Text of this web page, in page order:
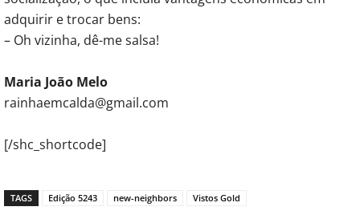
adquirir e trocar bens:
– Oh vizinha, dê-me salsa!
Maria João Melo
rainhaemcalda@gmail.com
[/shc_shortcode]
TAGS Edição 5243 new-neighbors Vistos Gold